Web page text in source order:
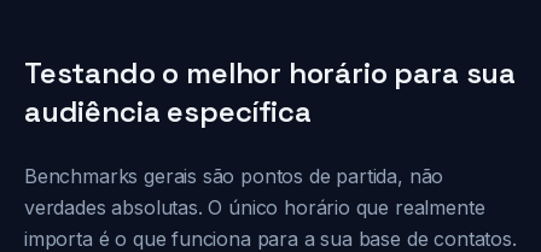
Testando o melhor horário para sua
audiência específica
Benchmarks gerais são pontos de partida, não
verdades absolutas. O único horário que realmente
importa é o que funciona para a sua base de contatos.